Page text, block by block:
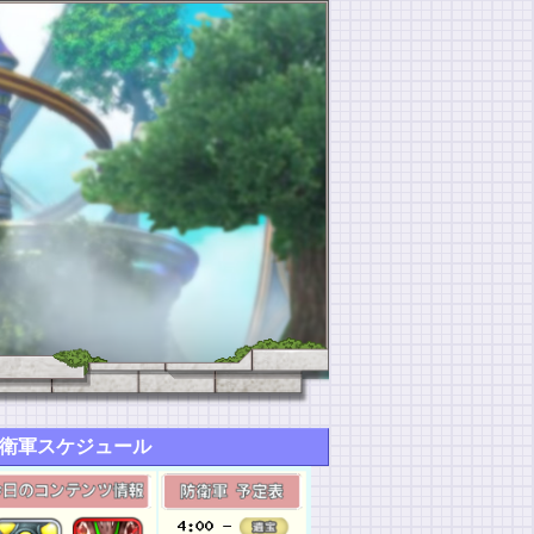
軍スケジュール